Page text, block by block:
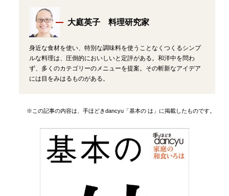
大庭英子 料理研究家
身近な食材を使い、特別な調味料を使うことなくつくるシンプ
ルな料理は、圧倒的においしいと定評がある。和洋中を問わ
ず、多くのカテゴリーのメニューを提案。その斬新なアイデア
には目をみはるものがある。
※この記事の内容は、手ほどきdancyu「基本の は」に掲載したものです。